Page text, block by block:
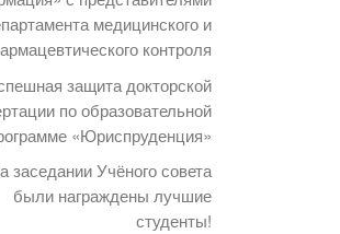
медицинского и
контроля
защита докторской
по образовательной
«Юриспруденция»
заседании Учёного совета
были награждены лучшие
студенты!